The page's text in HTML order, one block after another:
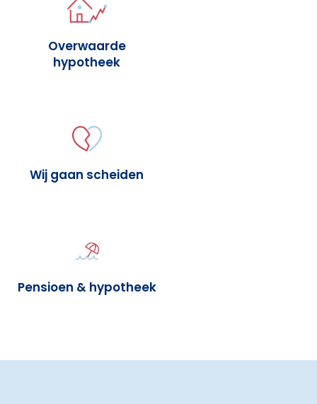
Overwaarde
hypotheek
Wij gaan scheiden
Pensioen & hypotheek